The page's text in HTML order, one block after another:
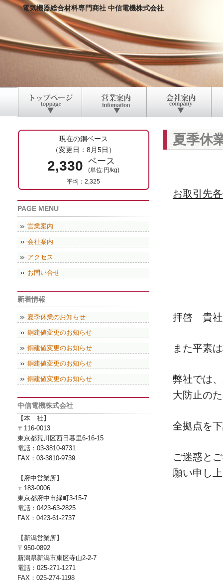
電気機器総合材料専門商社 中信電機株式会社
夏季休
お取引先
拝啓 貴社
また平素
弊社では
大防止の
全拠点を
ご迷惑と
願い申し
現在の銅ベース
（変更日：8月5日）
2,330 ベース
(単位:円/kg)
平均：2,325
PAGE MENU
営業案内
会社案内
アクセス
お問い合せ
新着情報
夏季休業のお知らせ
銅建値変更のお知らせ
銅建値変更のお知らせ
銅建値変更のお知らせ
銅建値変更のお知らせ
中信電機株式会社
【本 社】
〒116-0013
東京都荒川区西日暮里6-16-15
電話：03-3810-9731
FAX：03-3810-9739
【府中営業所】
〒183-0006
東京都府中市緑町3-15-7
電話：0423-63-2825
FAX：0423-61-2737
【新潟営業所】
〒950-0892
新潟県新潟市東区寺山2-2-7
電話：025-271-1271
FAX：025-274-1198